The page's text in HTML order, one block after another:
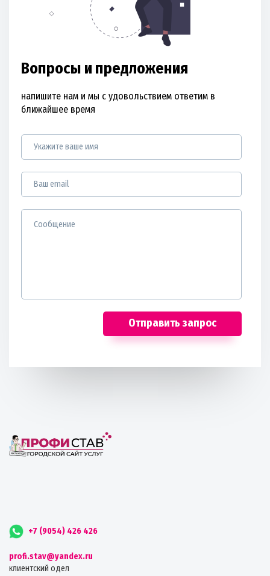
Вопросы и предложения
напишите нам и мы с удовольствием ответим в
ближайшее время
Отправить запрос
+7 (9054) 426 426
profi.stav@yandex.ru
клиентский одел